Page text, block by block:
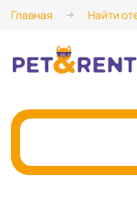
Главная Найти